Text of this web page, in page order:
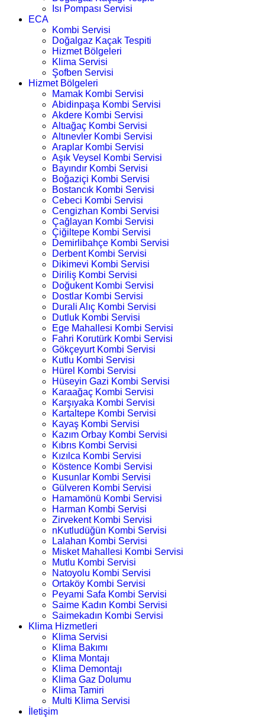
Isı Pompası Servisi
ECA
Kombi Servisi
Doğalgaz Kaçak Tespiti
Hizmet Bölgeleri
Klima Servisi
Şofben Servisi
Hizmet Bölgeleri
Mamak Kombi Servisi
Abidinpaşa Kombi Servisi
Akdere Kombi Servisi
Altıağaç Kombi Servisi
Altınevler Kombi Servisi
Araplar Kombi Servisi
Aşık Veysel Kombi Servisi
Bayındır Kombi Servisi
Boğaziçi Kombi Servisi
Bostancık Kombi Servisi
Cebeci Kombi Servisi
Cengizhan Kombi Servisi
Çağlayan Kombi Servisi
Çiğiltepe Kombi Servisi
Demirlibahçe Kombi Servisi
Derbent Kombi Servisi
Dikimevi Kombi Servisi
Diriliş Kombi Servisi
Doğukent Kombi Servisi
Dostlar Kombi Servisi
Durali Alıç Kombi Servisi
Dutluk Kombi Servisi
Ege Mahallesi Kombi Servisi
Fahri Korutürk Kombi Servisi
Gökçeyurt Kombi Servisi
Kutlu Kombi Servisi
Hürel Kombi Servisi
Hüseyin Gazi Kombi Servisi
Karaağaç Kombi Servisi
Karşıyaka Kombi Servisi
Kartaltepe Kombi Servisi
Kayaş Kombi Servisi
Kazım Orbay Kombi Servisi
Kıbrıs Kombi Servisi
Kızılca Kombi Servisi
Köstence Kombi Servisi
Kusunlar Kombi Servisi
Gülveren Kombi Servisi
Hamamönü Kombi Servisi
Harman Kombi Servisi
Zirvekent Kombi Servisi
nKutludüğün Kombi Servisi
Lalahan Kombi Servisi
Misket Mahallesi Kombi Servisi
Mutlu Kombi Servisi
Natoyolu Kombi Servisi
Ortaköy Kombi Servisi
Peyami Safa Kombi Servisi
Saime Kadın Kombi Servisi
Saimekadın Kombi Servisi
Klima Hizmetleri
Klima Servisi
Klima Bakımı
Klima Montajı
Klima Demontajı
Klima Gaz Dolumu
Klima Tamiri
Multi Klima Servisi
İletişim